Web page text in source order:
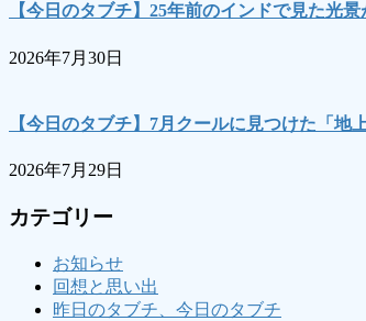
【今日のタブチ】25年前のインドで見た
2026年7月30日
【今日のタブチ】7月クールに見つけた「
2026年7月29日
カテゴリー
お知らせ
回想と思い出
昨日のタブチ、今日のタブチ